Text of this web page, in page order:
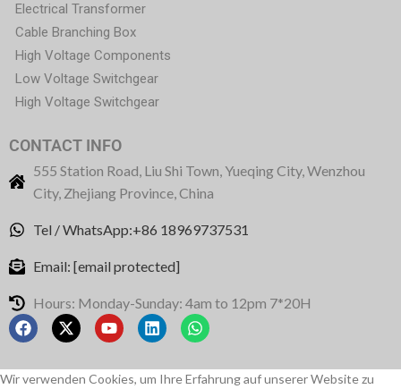
Electrical Transformer
Cable Branching Box
High Voltage Components
Low Voltage Switchgear
High Voltage Switchgear
CONTACT INFO
555 Station Road, Liu Shi Town, Yueqing City, Wenzhou
City, Zhejiang Province, China
Tel / WhatsApp:+86 18969737531
Email: [email protected]
Hours: Monday-Sunday: 4am to 12pm 7*20H
Wir verwenden Cookies, um Ihre Erfahrung auf unserer Website zu